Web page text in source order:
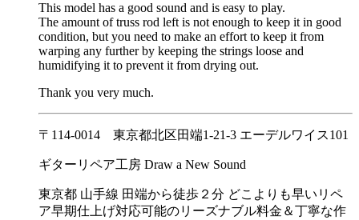
This model has a good sound and is easy to play.
The amount of truss rod left is not enough to keep it in good
condition, but you need to make an effort to keep it from
warping any further by keeping the strings loose and
humidifying it to prevent it from drying out.
Thank you very much.
〒114-0014 東京都北区田端1-21-3 エーデルワイス101
ギターリペア工房 Draw a New Sound
東京都 山手線 田端から徒歩２分 どこよりも早いリペ
ア早期仕上げ対応可能のリーズナブル料金＆丁寧な作